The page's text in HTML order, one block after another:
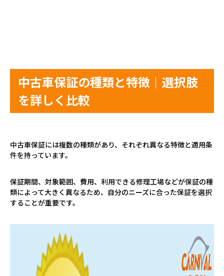
中古車保証の種類と特徴｜選択肢
を詳しく比較
中古車保証には複数の種類があり、それぞれ異なる特徴と適用条
件を持っています。
保証期間、対象範囲、費用、利用できる修理工場などが保証の種
類によって大きく異なるため、自分のニーズに合った保証を選択
することが重要です。